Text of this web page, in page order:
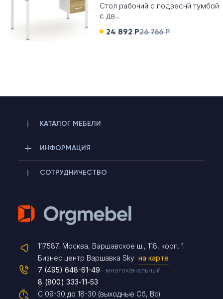
Стол рабочий с подвеснй тумбой
с дв...
24 892 Р26 766 Р
КАТАЛОГ МЕБЕЛИ
ИНФОРМАЦИЯ
СОТРУДНИЧЕСТВО
117587, Москва, Варшавское ш., 118, корп. 1
Бизнес центр Варшавка Sky на карте
С 09-30 до 18-30 (выходные Сб, Вс)
7 (495) 648-61-49 многоканальный
8 (800) 333-11-53
Telegram
Max
Чат на сайте